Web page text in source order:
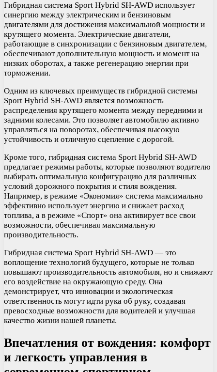
Гибридная система Sport Hybrid SH-AWD использует
синергию между электрическим и бензиновым
двигателями для достижения максимальной мощности и
крутящего момента. Электрические двигатели,
работающие в синхронизации с бензиновым двигателем,
обеспечивают дополнительную мощность и момент на
низких оборотах, а также регенерацию энергии при
торможении.
Одним из ключевых преимуществ гибридной системы
Sport Hybrid SH-AWD является возможность
распределения крутящего момента между передними и
задними колесами. Это позволяет автомобилю активно
управляться на поворотах, обеспечивая высокую
устойчивость и отличную сцепление с дорогой.
Кроме того, гибридная система Sport Hybrid SH-AWD
предлагает режимы работы, которые позволяют водителю
выбирать оптимальную конфигурацию для различных
условий дорожного покрытия и стиля вождения.
Например, в режиме «Экономия» система максимально
эффективно использует энергию и снижает расход
топлива, а в режиме «Спорт» она активирует все свои
возможности, обеспечивая максимальную
производительность.
Гибридная система Sport Hybrid SH-AWD — это
воплощение технологий будущего, которые не только
повышают производительность автомобиля, но и снижают
его воздействие на окружающую среду. Она
демонстрирует, что инновации и экологическая
ответственность могут идти рука об руку, создавая
превосходные возможности для водителей и улучшая
качество жизни нашей планеты.
Впечатления от вождения: комфорт
и легкость управления в